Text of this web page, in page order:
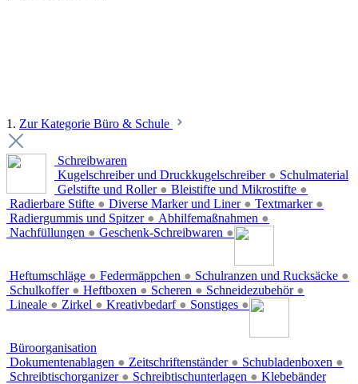
1. Zur Kategorie Büro & Schule
Schreibwaren
Kugelschreiber und Druckkugelschreiber ●
Gelstifte und Roller ● Bleistifte und Mikrostifte ●
Radierbare Stifte ● Diverse Marker und Liner ● Textmarker ●
Radiergummis und Spitzer ● Abhilfemaßnahmen ●
Nachfüllungen ● Geschenk-Schreibwaren ●
Schulmaterial
Heftumschläge ● Federmäppchen ● Schulranzen und Rucksäcke ●
Schulkoffer ● Heftboxen ● Scheren ● Schneidezubehör ●
Lineale ● Zirkel ● Kreativbedarf ● Sonstiges ●
Büroorganisation
Dokumentenablagen ● Zeitschriftenständer ● Schubladenboxen ●
Schreibtischorganizer ● Schreibtischunterlagen ● Klebebänder